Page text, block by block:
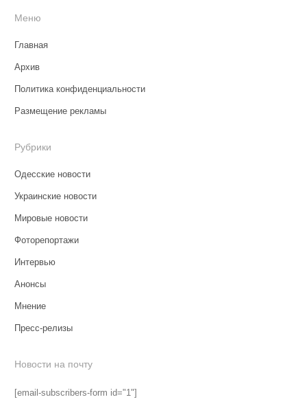
Меню
Главная
Архив
Политика конфиденциальности
Размещение рекламы
Рубрики
Одесские новости
Украинские новости
Мировые новости
Фоторепортажи
Интервью
Анонсы
Мнение
Пресс-релизы
Новости на почту
[email-subscribers-form id="1"]